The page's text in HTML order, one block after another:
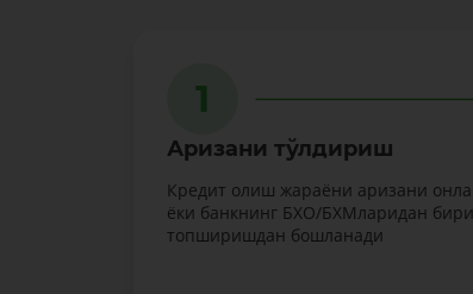
1
Аризани тўлдириш
Кредит олиш жараёни аризани
ёки банкнинг БXO/БXMларидан
топширишдан бошланади